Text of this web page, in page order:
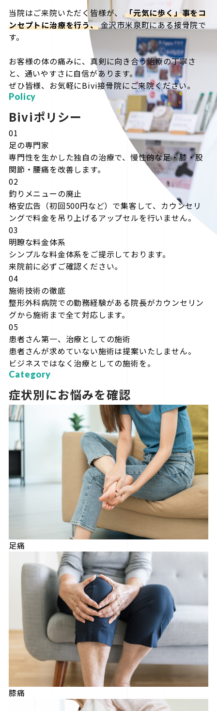
当院はご来院いただく皆様が、
「元気に歩く」事をコ
ンセプトに治療を行う、金沢市米泉町にある接骨院で
す。
お客様の体の痛みに、真剣に向き合う治療の丁寧さ
と、通いやすさに自信があります。
ぜひ皆様、お気軽にBivi接骨院にご来院ください。
Policy
Biviポリシー
01
足の専門家
専門性を生かした独自の治療で、慢性的な足・膝・股
関節・腰痛を改善します。
02
釣りメニューの廃止
格安広告（初回500円など）で集客して、カウンセリ
ングで料金を吊り上げるアップセルを行いません。
03
明瞭な料金体系
シンプルな料金体系をご提示しております。
来院前に必ずご確認ください。
04
施術技術の徹底
整形外科病院での勤務経験がある院長がカウンセリン
グから施術まで全て対応します。
05
患者さん第一、治療としての施術
患者さんが求めていない施術は提案いたしません。
ビジネスではなく治療としての施術を。
Category
症状別にお悩みを確認
足痛
膝痛